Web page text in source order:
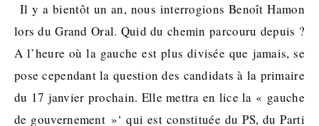
Il y a bientôt un an, nous interrogions Benoît Hamon
lors du Grand Oral. Quid du chemin parcouru depuis ?
A l’heure où la gauche est plus divisée que jamais, se
pose cependant la question des candidats à la primaire
du 17 janvier prochain. Elle mettra en lice la « gauche
de gouvernement »‘ qui est constituée du PS, du Parti